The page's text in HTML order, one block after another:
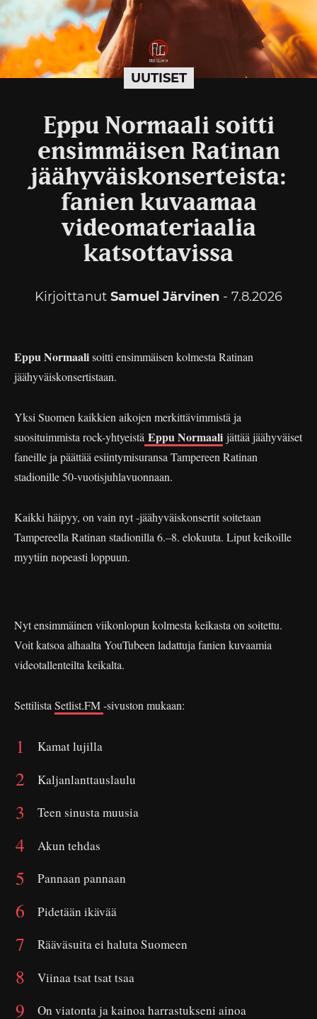
UUTISET
Eppu Normaali soitti
ensimmäisen Ratinan
jäähyväiskonserteista:
fanien kuvaamaa
videomateriaalia
katsottavissa
Kirjoittanut Samuel Järvinen - 7.8.2026
Eppu Normaalisoitti ensimmäisen kolmesta Ratinan
jäähyväiskonsertistaan.
Yksi Suomen kaikkien aikojen merkittävimmistä ja
suosituimmista rock-yhtyeistä Eppu Normaali jättää jäähyväiset
faneille ja päättää esiintymisuransa Tampereen Ratinan
stadionille 50-vuotisjuhlavuonnaan.
Kaikki häipyy, on vain nyt -jäähyväiskonsertit soitetaan
Tampereella Ratinan stadionilla 6.–8. elokuuta. Liput keikoille
myytiin nopeasti loppuun.
Nyt ensimmäinen viikonlopun kolmesta keikasta on soitettu.
Voit katsoa alhaalta YouTubeen ladattuja fanien kuvaamia
videotallenteilta keikalta.
Settilista Setlist.FM-sivuston mukaan:
Kamat lujilla
Kaljanlanttauslaulu
Teen sinusta muusia
Akun tehdas
Pannaan pannaan
Pidetään ikävää
Rääväsuita ei haluta Suomeen
Viinaa tsat tsat tsaa
On viatonta ja kainoa harrastukseni ainoa